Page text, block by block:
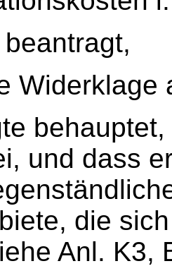
und dass
die
Anl. K3,